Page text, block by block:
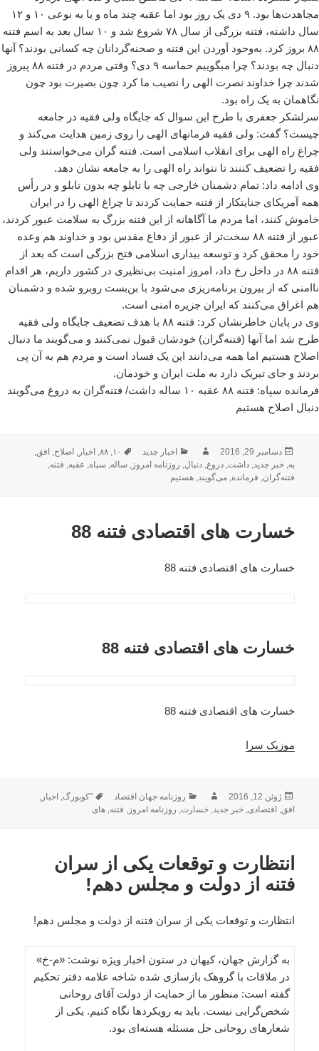
مجاهدت‌ها بود. ٩ دی یک روز بود اما عقبه چند ماه و یا به نوعی ۱۰ و ١٢
سال داشته، فتنه بزرگی از سال ٧٨ شروع شد و ۱۰ سال بعد به اسم فتنه
٨٨ بروز کرد. به‌وحود آوردن این فتنه و صحنه‌گردانان چه کسانی بودند؟ آنها
دنبال چه بودند؟ چرا میگوییم حماسه ٩ دی؟ وقتی مردم در فتنه ٨٨ پیروز
شدند چرا خداوند نصرت الهی را نصیب ما کرد چون بصیرت بود چون
نگاهمان به یک راه بود.
سرلشکر جعفری با طرح این سوال که جایگاه ولی فقیه در جامعه
چیست؟ گفت: ولی فقیه فرمانهای الهی را روی زمین هدایت می‌کند و
چراغ راه الهی برای انقلاب اسلامی است. فتنه گران می‌خواستند ولی
فقیه را تضعیف کننند تا نتواند راه الهی را به جامعه نشان دهد.
وی ادامه داد: تمام دشمنان خارجی چه با تابلو چه بدون تابلو و در رأس
همه آمریکای جنایتکار از فتنه حمایت کردند تا چراغ الهی را در ایران
خاموش کنند، اما مردم ما آگاهانه از این فتنه بزرگ به سلامت عبور کردند،
عبور از فتنه ٨٨ سخت‌تر از عبور از دفاع مقدس بود و خداوند هم وعده
خود را محقق کرد و توسعه بیداری اسلامی فتح بزرگی است که بعد از
فتنه ٨٨ در داخل رخ داد، امروز امنیت بی‌نظیری در کشور داریم، هر اقدام
ناامنی که از بیرون برنامه‌ریزی می‌شود با بن‌بست روبرو شده و دشمنان
هم اغراق می‌کنند که ایران جزیره امنی است.
وی در پایان خاطرنشان کرد: فتنه ٨٨ با هدف تضعیف جایگاه ولی فقیه
طرح شد اما آنها (فتنه‌گران) خودشان قبول نمی‌کنند و می‌گویند ما دنبال
اصلاح هستیم اما همه می‌دانند این یک فساد است و مردم هم به آن پی
بردند و جای تبریک دارد به ملت ایران و خودمان.
فرمانده سپاه: فتنه ۸۸ عقبه ۱۰ ساله داشت/ فتنه‌گران به دروغ می‌گویند
دنبال اصلاح هستیم
ارسال
شده
در
دسامبر 29, 2016 نویسندهدسته‌ها
اخبار جدید برچسب‌ها
۱۰,۸۸, اخبار, اصلاح, افق,
به,خبر جدید,داشت,دروغ,دنبال, روزنامه امروز, ساله, سپاه, عقبه, فتنه,
فتنه‌گران, فرمانده,می‌گویند,هستیم
خسارت های اقتصادی فتنه 88
خسارت های اقتصادی فتنه 88
خسارت های اقتصادی فتنه 88
خسارت های اقتصادی فتنه 88
موزیک سرا
ارسال
شده
ژوئن 12, 2016 نویسندهدسته‌ها
روزنامه جهان اقتصاد برچسب‌ها
"کوبورگ, اخبار,
افق, اقتصادی,خبر جدید,خسارت, روزنامه امروز, فتنه,های
انتظارت و توقعات یکی از سران
فتنه از دولت و مجلس دهم!
انتظارت و توقعات یکی از سران فتنه از دولت و مجلس دهم!
به گزارش جهان، کیهان در ستون اخبار ویژه نوشت: «م-خ»
در ملاقات با گروهک بازسازی شده شاخه علامه دفتر تحکیم
گفته است: منظور ما از حمایت از دولت آقای روحانی
شخص‌گرایی نیست. باید به رویکردها نگاه کنیم. یکی از
شعارهای روحانی حل مسئله هسته‌ای بود.